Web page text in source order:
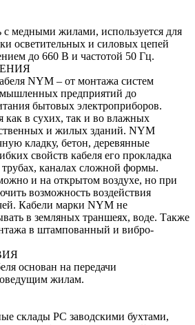
медными жилами, используется для
осветительных и силовых цепей
до 660 В и частотой 50 Гц.
NYM – от монтажа систем
предприятий до
бытовых электроприборов.
как в сухих, так и во влажных
и жилых зданий. NYM
кладку, бетон, деревянные
свойств кабеля его прокладка
каналах сложной формы.
и на открытом воздухе, но при
возможность воздействия
Кабели марки NYM не
в земляных траншеях, воде. Также
в штампованный и вибро-
основан на передачи
жилам.
склады РС заводскими бухтами,